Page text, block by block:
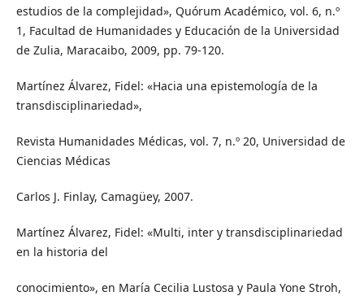
estudios de la complejidad», Quórum Académico, vol. 6, n.º
1, Facultad de Humanidades y Educación de la Universidad
de Zulia, Maracaibo, 2009, pp. 79-120.
Martínez Álvarez, Fidel: «Hacia una epistemología de la
transdisciplinariedad»,
Revista Humanidades Médicas, vol. 7, n.º 20, Universidad de
Ciencias Médicas
Carlos J. Finlay, Camagüey, 2007.
Martínez Álvarez, Fidel: «Multi, inter y transdisciplinariedad
en la historia del
conocimiento», en María Cecilia Lustosa y Paula Yone Stroh,